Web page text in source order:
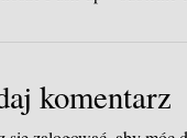
komentarz